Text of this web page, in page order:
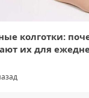
колготки:
их для